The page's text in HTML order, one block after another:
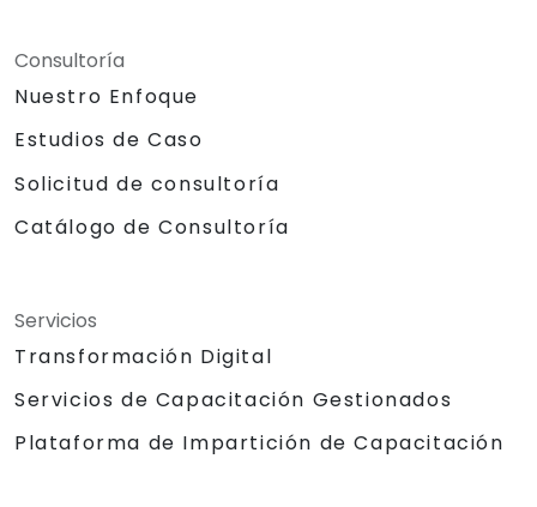
Consultoría
Nuestro Enfoque
Estudios de Caso
Solicitud de consultoría
Catálogo de Consultoría
Servicios
Transformación Digital
Servicios de Capacitación Gestionados
Plataforma de Impartición de Capacitación